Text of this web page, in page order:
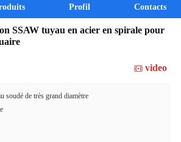
Profil Contacts
SSAW tuyau en acier en spirale pour
video
soudé de très grand diamètre